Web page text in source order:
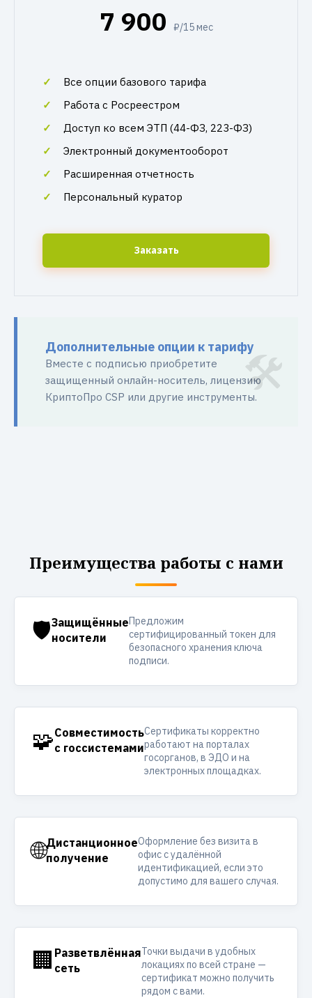
7 900 ₽/15 мес
Все опции базового тарифа
Работа с Росреестром
Доступ ко всем ЭТП (44-ФЗ, 223-ФЗ)
Электронный документооборот
Расширенная отчетность
Персональный куратор
Заказать
Дополнительные опции к тарифу
Вместе с подписью приобретите
защищенный онлайн-носитель, лицензию
КриптоПро CSP или другие инструменты.
Преимущества работы с нами
🛡️Защищённые
носители
Предложим
сертифицированный токен для
безопасного хранения ключа
подписи.
🧩Совместимость
с госсистемами
Сертификаты корректно
работают на порталах
госорганов, в ЭДО и на
электронных площадках.
🌐Дистанционное
получение
Оформление без визита в
офис с удалённой
идентификацией, если это
допустимо для вашего случая.
🏢 Разветвлённая
сеть
Точки выдачи в удобных
локациях по всей стране —
сертификат можно получить
рядом с вами.